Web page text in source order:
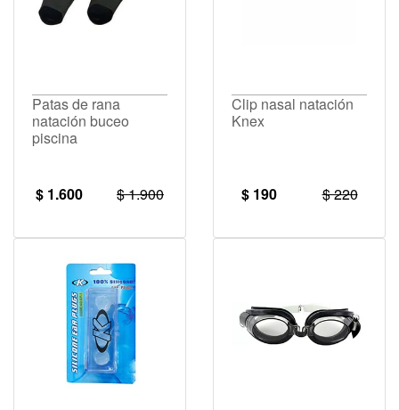
Patas de rana
natación buceo
piscina
$ 1.600 $ 1.900
Clip nasal natación
Knex
$ 190 $ 220